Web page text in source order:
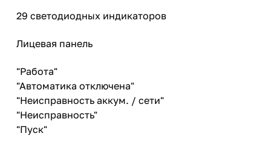
29 светодиодных индикаторов
Лицевая панель
"Работа"
"Автоматика отключена"
"Неисправность аккум. / сети"
"Неисправность"
"Пуск"